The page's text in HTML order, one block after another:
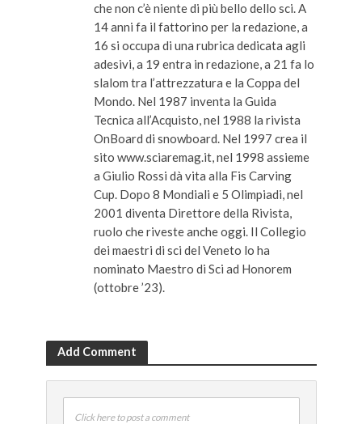
che non c’è niente di più bello dello sci. A
14 anni fa il fattorino per la redazione, a
16 si occupa di una rubrica dedicata agli
adesivi, a 19 entra in redazione, a 21 fa lo
slalom tra l’attrezzatura e la Coppa del
Mondo. Nel 1987 inventa la Guida
Tecnica all’Acquisto, nel 1988 la rivista
OnBoard di snowboard. Nel 1997 crea il
sito www.sciaremag.it, nel 1998 assieme
a Giulio Rossi dà vita alla Fis Carving
Cup. Dopo 8 Mondiali e 5 Olimpiadi, nel
2001 diventa Direttore della Rivista,
ruolo che riveste anche oggi. Il Collegio
dei maestri di sci del Veneto lo ha
nominato Maestro di Sci ad Honorem
(ottobre ’23).
Add Comment
Click here to post a comment